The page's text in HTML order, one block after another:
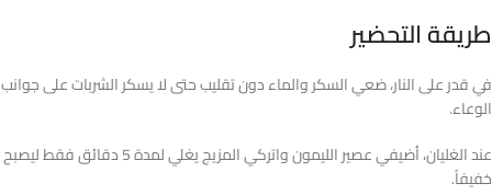
طريقة التحضير
في قدر على النار، ضعي السكر والماء دون تقليب حتى لا يسكر الشربات على جوانب
الوعاء.
عند الغليان، أضيفي عصير الليمون واتركي المزيج يغلي لمدة 5 دقائق فقط ليصبح
خفيفاً.